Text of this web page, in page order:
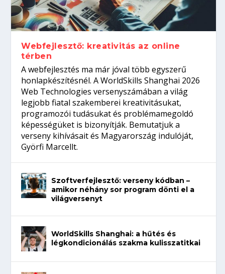
Kitalálod, mire használják ezeket a
gépeket?
Nem sikerült az egyetemi felvételi?
Tanulj szakmát!
Szoftverfejlesztő: verseny kódban –
amikor néhány sor program dönti el a
világversenyt...
Digitális detox – hogyan kapcsolódj ki
telefon nélkül?
Webfejlesztő: kreativitás az online
térben
A webfejlesztés ma már jóval több egyszerű
honlapkészítésnél. A WorldSkills Shanghai 2026
Web Technologies versenyszámában a világ
legjobb fiatal szakemberei kreativitásukat,
programozói tudásukat és problémamegoldó
képességüket is bizonyítják. Bemutatjuk a
verseny kihívásait és Magyarország indulóját,
Györfi Marcellt.
Szoftverfejlesztő: verseny kódban –
amikor néhány sor program dönti el a
világversenyt
WorldSkills Shanghai: a hűtés és
légkondicionálás szakma kulisszatitkai